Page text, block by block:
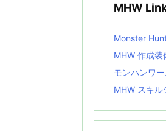
MHW
Monster
MHW 作成装
モンハンワ
MHW スキル